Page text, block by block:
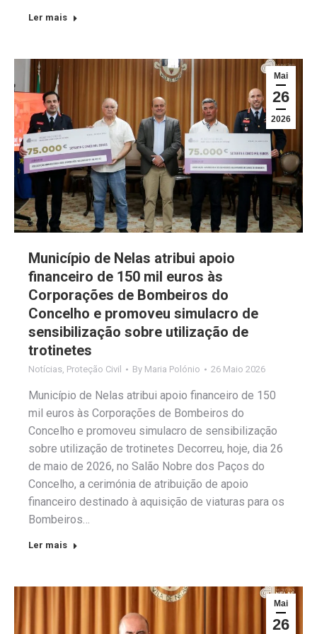
Ler mais
Mai
26
2026
Município de Nelas atribui apoio
financeiro de 150 mil euros às
Corporações de Bombeiros do
Concelho e promoveu simulacro de
sensibilização sobre utilização de
trotinetes
Notícias Proteção Civil By Maria Polónio 26 Maio 2026
Município de Nelas atribui apoio financeiro de 150
mil euros às Corporações de Bombeiros do
Concelho e promoveu simulacro de sensibilização
sobre utilização de trotinetes Decorreu, hoje, dia 26
de maio de 2026, no Salão Nobre dos Paços do
Concelho, a cerimónia de atribuição de apoio
financeiro destinado à aquisição de viaturas para os
Bombeiros…
Ler mais
Mai
26